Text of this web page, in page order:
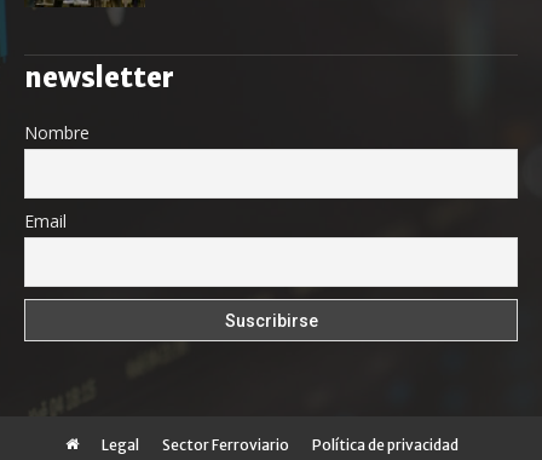
newsletter
Nombre
Email
Legal Sector Ferroviario Política de privacidad